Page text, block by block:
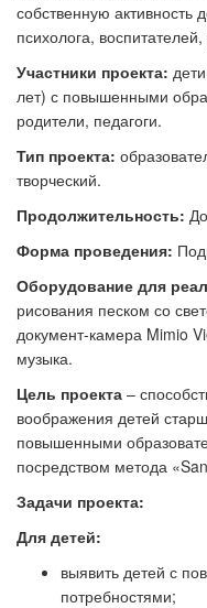
собственную активность
психолога,
Участники проекта:
лет) с повышенными
родители, педагоги.
Тип проекта:
творческий.
Продолжительность:
Форма проведения:
Оборудование для
рисования песком со
документ-камера Mimio
музыка.
Цель проекта –
воображения детей
повышенными
посредством метода
Задачи проекта:
Для детей:
выявить детей с
потребностями;